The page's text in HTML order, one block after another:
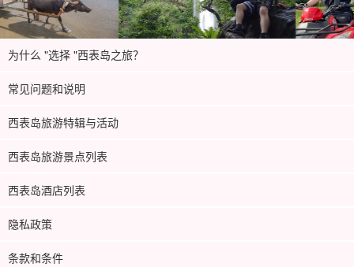
为什么 "选择 "西表岛之旅？
常见问题和说明
西表岛旅游特辑与活动
西表岛旅游景点列表
西表岛酒店列表
隐私政策
条款和条件